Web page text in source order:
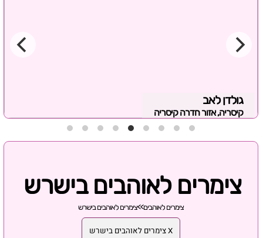
גולדן לאב
קיסריה, אזור חדרה קיסריה
צימרים לאוהבים בישרש
צימרים לאוהבים>>צימרים לאוהבים בישרש
X צימרים לאוהבים בישרש